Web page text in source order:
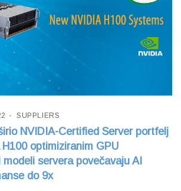
SUPPLIERS
NVIDIA-Certified Server portfelj
optimiziranim GPU
servera povečavaju AI
do 9x